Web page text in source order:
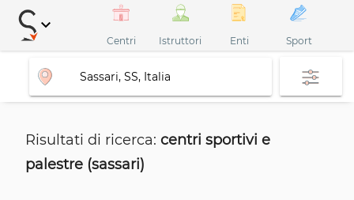
keyboard_arrow_down
Centri Istruttori Enti Sport
Risultati di ricerca: centri sportivi e
palestre (sassari)